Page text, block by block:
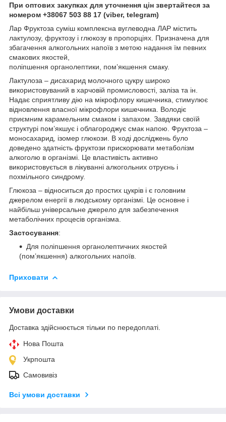
При оптових закупках для уточнення цін звертайтеся за
номером +38067 503 88 17 (viber, telegram)
Лар Фруктоза суміш комплексна вуглеводна ЛАР містить
лактулозу, фруктозу і глюкозу в пропорціях. Призначена для
збагачення алкогольних напоїв з метою надання їм певних
смакових якостей,
поліпшення органолептики пом’якшення смаку.
Лактулоза – дисахарид молочного цукру широко
використовуваний в харчовій промисловості, заліза та ін.
Надає сприятливу дію на мікрофлору кишечника, стимулює
відновлення власної мікрофлори кишечника. Володіє
приємним карамельним смаком і запахом. Завдяки своїй
структурі пом’якшує і облагороджує смак напою. Фруктоза –
моносахарид, ізомер глюкози. В ході досліджень було
доведено здатність фруктози прискорювати метаболізм
алкоголю в організмі. Це властивість активно
використовується в лікуванні алкогольних отруєнь і
похмільного синдрому.
Глюкоза – відноситься до простих цукрів і є головним
джерелом енергії в людському організмі. Це основне і
найбільш універсальне джерело для забезпечення
метаболічних процесів організма.
Застосування:
Для поліпшення органолептичних якостей
(пом’якшення) алкогольних напоїв.
Приховати
Умови доставки
Доставка здійснюється тільки по передоплаті.
Нова Пошта
Укрпошта
Самовивіз
Всі умови доставки